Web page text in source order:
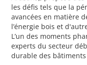
les défis tels que la
avancées en matière
l’énergie bois et
L’un des moments
experts du secteur
durable des